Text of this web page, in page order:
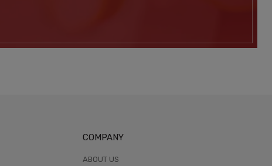
COMPANY
ABOUT US